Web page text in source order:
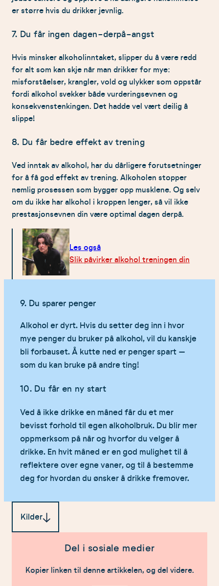
er større hvis du drikker jevnlig.
7. Du får ingen dagen-derpå-angst
Hvis minsker alkoholinntaket, slipper du å være redd
for alt som kan skje når man drikker for mye:
misforståelser, krangler, vold og ulykker som oppstår
fordi alkohol svekker både vurderingsevnen og
konsekvenstenkingen. Det hadde vel vært deilig å
slippe!
8. Du får bedre effekt av trening
Ved inntak av alkohol, har du dårligere forutsetninger
for å få god effekt av trening. Alkoholen stopper
nemlig prosessen som bygger opp musklene. Og selv
om du ikke har alkohol i kroppen lenger, så vil ikke
prestasjonsevnen din være optimal dagen derpå.
Les også
Slik påvirker alkohol treningen din
9. Du sparer penger
Alkohol er dyrt. Hvis du setter deg inn i hvor
mye penger du bruker på alkohol, vil du kanskje
bli forbauset. Å kutte ned er penger spart –
som du kan bruke på andre ting!
10. Du får en ny start
Ved å ikke drikke en måned får du et mer
bevisst forhold til egen alkoholbruk. Du blir mer
oppmerksom på når og hvorfor du velger å
drikke. En hvit måned er en god mulighet til å
reflektere over egne vaner, og til å bestemme
deg for hvordan du ønsker å drikke fremover.
Kilder
Alle lenker åpnes i ny fane
Helsedirektoratet – Alkohol 2020.
Produsert av
Del i sosiale medier
Kopier linken til denne artikkelen, og del videre.